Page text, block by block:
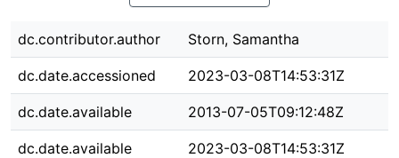
dc.contributor.author Storn, Samantha
dc.date.accessioned 2023-03-08T14:53:31Z
dc.date.available 2013-07-05T09:12:48Z
dc.date.available 2023-03-08T14:53:31Z